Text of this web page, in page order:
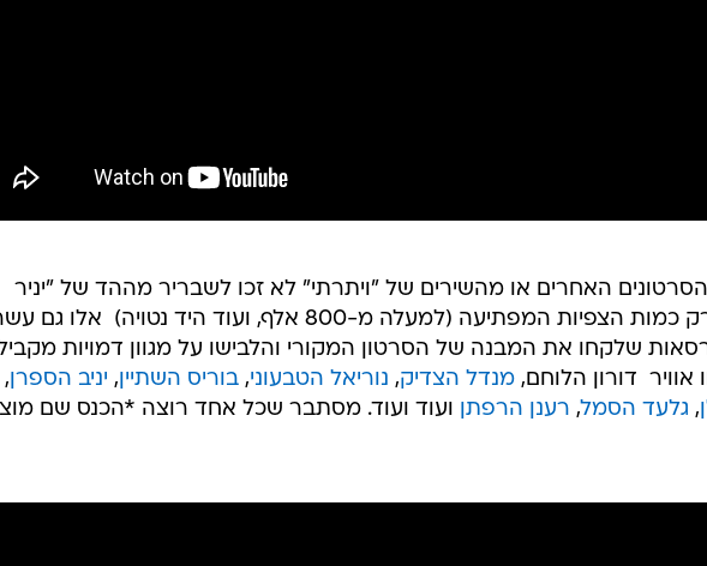
האחרים או מהשירים של "ויתרתי" לא זכו לשבריר מההד של "יניר
האחמ"ש". זו לא רק כמות הצפיות המפתיעה (למעלה מ-800 אלף, ועוד היד נטויה)  אלו
שלקחו את המבנה של הסרטון המקורי והלבישו על מגוון דמויות
 דורון הלוחם, מנדל הצדיק, נוריאל הטבעוני, בוריס השתיין, יניב הספרן,
, גלעד הסמל, רענן הרפתן ועוד ועוד. מסתבר שכל אחד רוצה *הכנס שם